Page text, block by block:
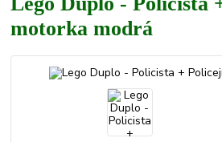
motorka modrá